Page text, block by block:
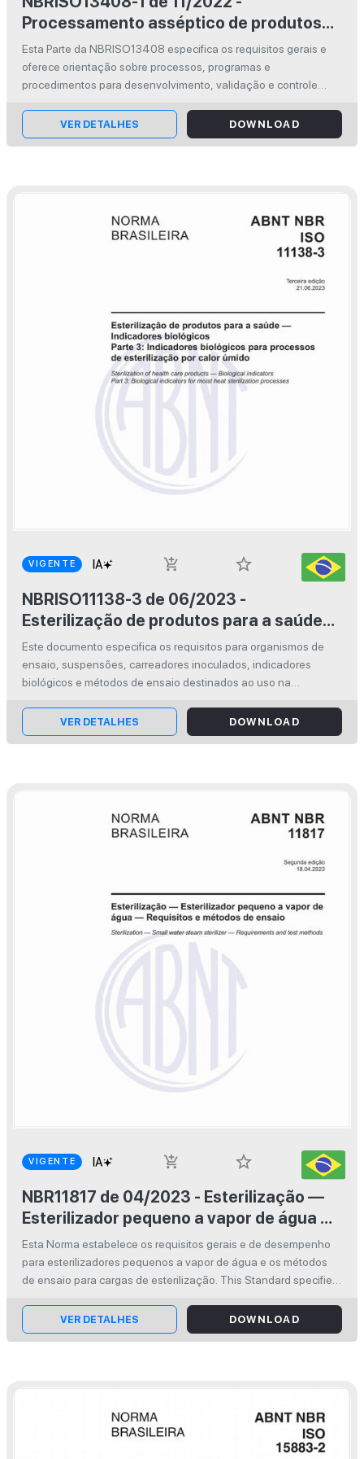
Processamento asséptico de produtos
para a saúde - Parte 1: Requisitos gerais
Esta Parte da NBRISO13408 especifica os requisitos gerais e
oferece orientação sobre processos, programas e
procedimentos para desenvolvimento, validação e controle
processados de forma assép...
VER DETALHES DOWNLOAD
VIGENTE add_shopping_cart
star_border
NBRISO11138-3 de 06/2023 -
Esterilização de produtos para a saúde
— Indicadores biológicos - Parte 3:
Indicadores biológicos para processos
de esterilização por calor úmido
Este documento especifica os requisitos para organismos de
ensaio, suspensões, carreadores inoculados, indicadores
biológicos e métodos de ensaio destinados ao uso na
empregando calor úmido como age...
VER DETALHES DOWNLOAD
VIGENTE add_shopping_cart
star_border
NBR11817 de 04/2023 - Esterilização —
Esterilizador pequeno a vapor de água —
Requisitos e métodos de ensaio
Esta Norma estabelece os requisitos gerais e de desempenho
para esterilizadores pequenos a vapor de água e os métodos
de ensaio para cargas de esterilização. This Standard specifies
sterilizers a...VER DETALHES DOWNLOAD